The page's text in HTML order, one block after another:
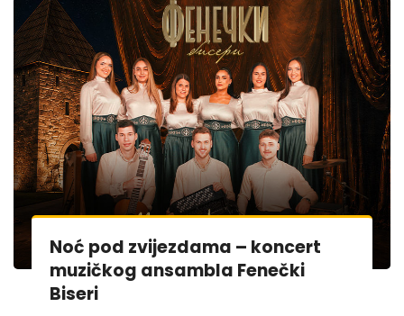
Noć pod zvijezdama – koncert
muzičkog ansambla Fenečki
Biseri